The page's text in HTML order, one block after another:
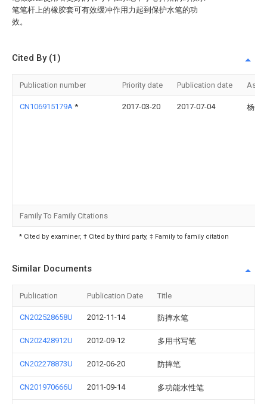
笔笔杆上的橡胶套可有效缓冲作用力起到保护水笔的功
效。
Cited By (1)
Publication number Priority date Publication date
CN106915179A * 2017-03-20 2017-07-04 杨倩
Family To Family Citations
* Cited by examiner, † Cited by third party, ‡ Family to family citation
Similar Documents
Publication Publication Date Title
CN202528658U 2012-11-14 防摔水笔
CN202428912U 2012-09-12 多用书写笔
CN202278873U 2012-06-20 防摔笔
CN201970666U 2011-09-14 多功能水性笔